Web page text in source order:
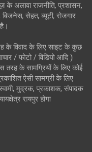
के अलावा राजनीति, प्रशासन,
सेहत, ब्यूटी, रोजगार
के विवाद के लिए साइट के कुछ
/ फोटो / विडियो आदि )
तरह के सामग्रियों के लिए कोई
ऐसी सामग्री के लिए
स्वामी, मुद्रक, प्रकाशक, संपादक
रायपुर होगा